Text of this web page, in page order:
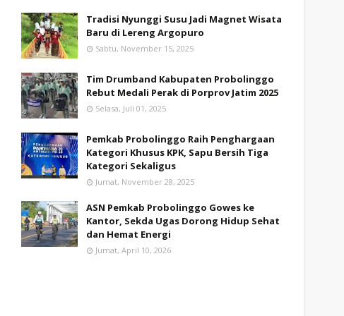
Tradisi Nyunggi Susu Jadi Magnet Wisata
Baru di Lereng Argopuro
Sabtu, November 15, 2025
Tim Drumband Kabupaten Probolinggo
Rebut Medali Perak di Porprov Jatim 2025
Selasa, Juli 01, 2025
Pemkab Probolinggo Raih Penghargaan
Kategori Khusus KPK, Sapu Bersih Tiga
Kategori Sekaligus
Jumat, November 28, 2025
ASN Pemkab Probolinggo Gowes ke
Kantor, Sekda Ugas Dorong Hidup Sehat
dan Hemat Energi
Jumat, April 10, 2026